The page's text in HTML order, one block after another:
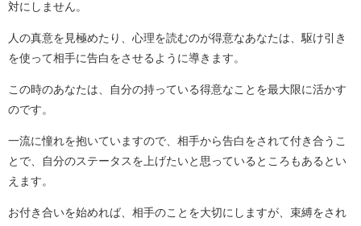
対にしません。
人の真意を見極めたり、心理を読むのが得意なあなたは、駆け引き
を使って相手に告白をさせるように導きます。
この時のあなたは、自分の持っている得意なことを最大限に活かす
のです。
一流に憧れを抱いていますので、相手から告白をされて付き合うこ
とで、自分のステータスを上げたいと思っているところもあるとい
えます。
お付き合いを始めれば、相手のことを大切にしますが、束縛をされ